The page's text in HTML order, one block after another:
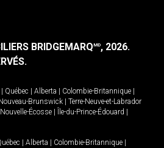
BRIDGEMARQMD, 2026.
Québec Alberta Colombie-Britannique
Brunswick
Terre-Neuve-et-Labrador
Nouvelle-Écosse Île-du-Prince-Édouard
Alberta Colombie-Britannique